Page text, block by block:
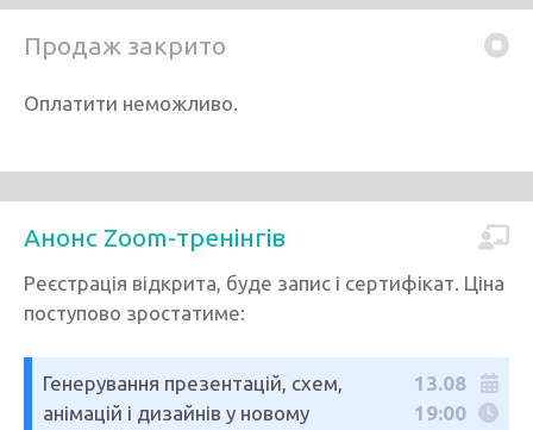
Продаж закрито
Оплатити неможливо.
Анонс Zoom-тренінгів
Реєстрація відкрита, буде запис і сертифікат. Ціна
поступово зростатиме:
Генерування презентацій, схем,
анімацій і дизайнів у новому
13.08
19:00